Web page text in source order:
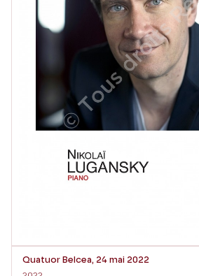
Quatuor Belcea, 24 mai 2022